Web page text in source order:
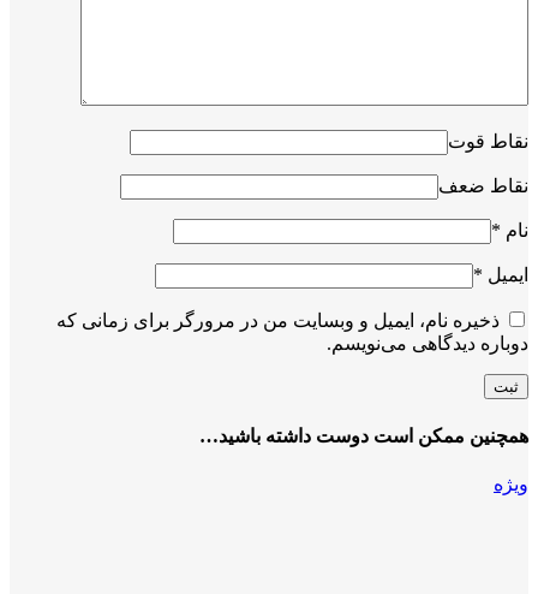
نقاط قوت
نقاط ضعف
نام *
ایمیل *
ذخیره نام، ایمیل و وبسایت من در مرورگر برای زمانی که
دوباره دیدگاهی می‌نویسم.
همچنین ممکن است دوست داشته باشید…
ویژه